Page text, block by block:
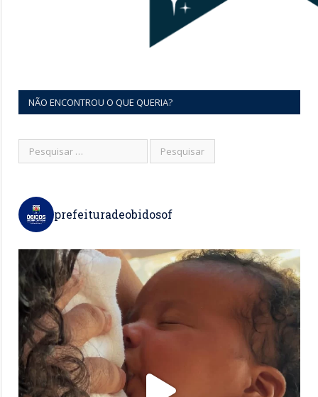
NÃO ENCONTROU O QUE QUERIA?
prefeituradeobidosof